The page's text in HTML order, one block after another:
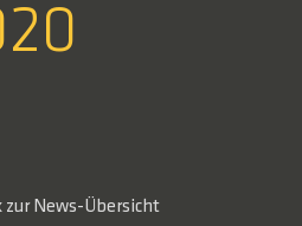
zur News-Übersicht